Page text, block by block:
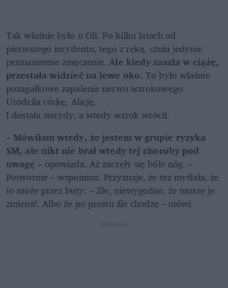
Tak właśnie było u Oli. Po kilku latach od
pierwszego incydentu, tego z ręką, czuła jedynie
permanentne zmęczenie. Ale kiedy zaszła w ciążę,
przestała widzieć na lewe oko. To było właśnie
pozagałkowe zapalenie nerwu wzrokowego.
Urodziła córkę, Alicję.
I dostała sterydy, a wtedy wzrok wrócił.
– Mówiłam wtedy, że jestem w grupie ryzyka
SM, ale nikt nie brał wtedy tej choroby pod
uwagę – opowiada. Aż zaczęły się bóle nóg. –
Potwornie – wspomina. Przyznaje, że też myślała, że
to może przez buty: – Złe, niewygodne, że muszę je
zmienić. Albo że po prostu źle chodzę – mówi.
REKLAMA